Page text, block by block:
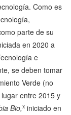
Como es
parte de su
en 2020 a
e
se deben tomar
Verde (no
entre 2015 y
Bio,x iniciado en